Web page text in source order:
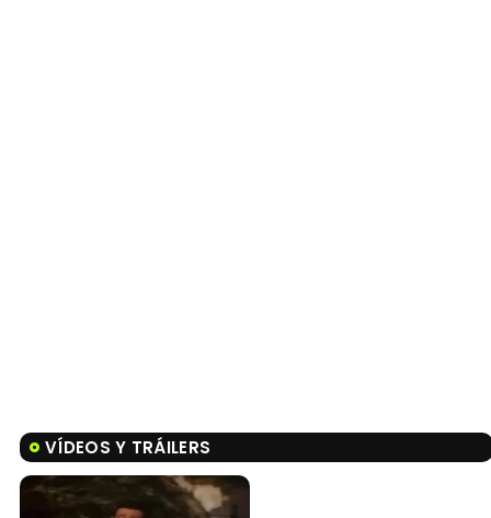
VÍDEOS Y TRÁILERS